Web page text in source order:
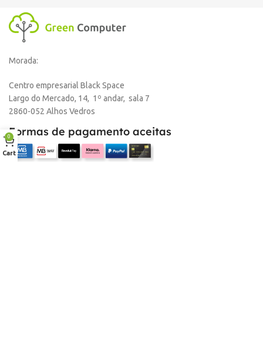
Morada:
Centro empresarial Black Space
Largo do Mercado, 14, 1º andar, sala 7
2860-052 Alhos Vedros
Formas de pagamento aceitas
0
Cart